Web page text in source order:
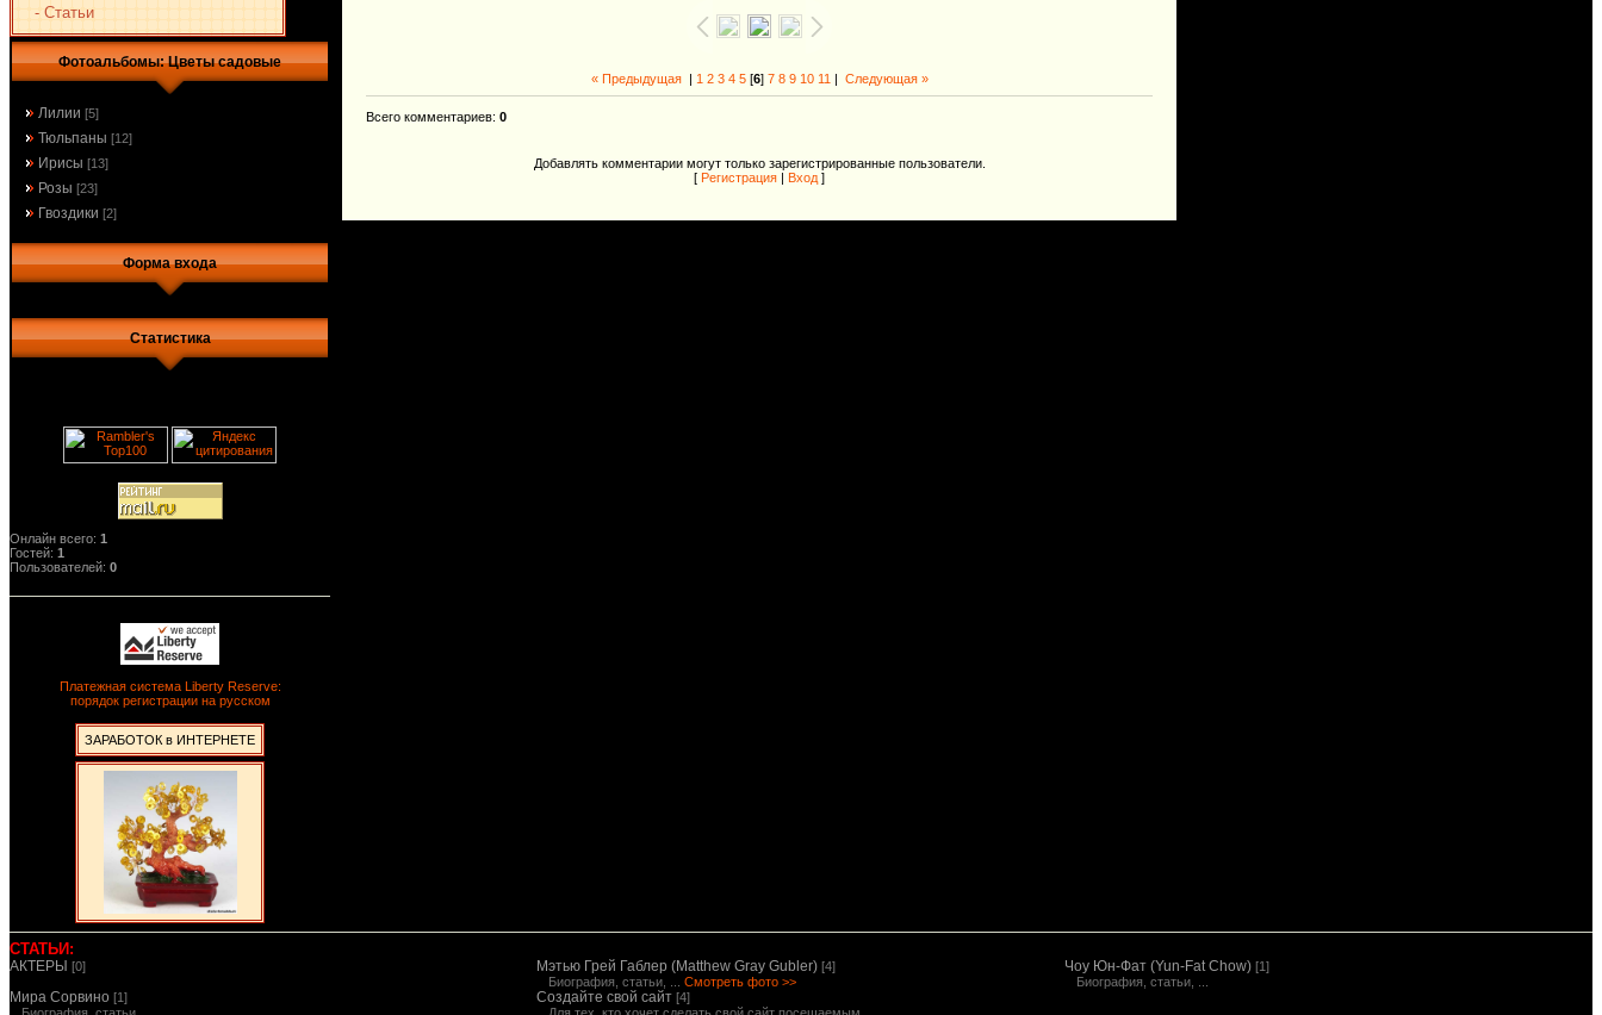
- Статьи
Фотоальбомы: Цветы садовые
Лилии [5]
Тюльпаны [12]
Ирисы [13]
Розы [23]
Гвоздики [2]
Форма входа
Статистика
Онлайн всего: 1
Гостей: 1
Пользователей: 0
Платежная система Liberty Reserve:
порядок регистрации на русском
ЗАРАБОТОК в ИНТЕРНЕТЕ
« Предыдущая| 1 2 3 4 5[6] 7 8 9 10 11 | Следующая »
Всего комментариев: 0
Добавлять комментарии могут только зарегистрированные пользователи.
[ Регистрация Вход ]
СТАТЬИ:
АКТЕРЫ [0] Мэтью Грей Габлер (Matthew Gray Gubler) [4]
Биография, статьи, ... Смотреть фото >>
Чоу Юн-Фат (Yun-Fat Chow) [1]
Биография, статьи, ...
Мира Сорвино [1]
Создайте свой сайт [4]